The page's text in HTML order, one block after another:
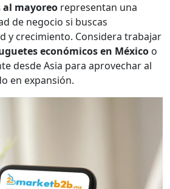
mayoreo representan una
de negocio si buscas
y crecimiento. Considera trabajar
económicos en México o
desde Asia para aprovechar al
en expansión.